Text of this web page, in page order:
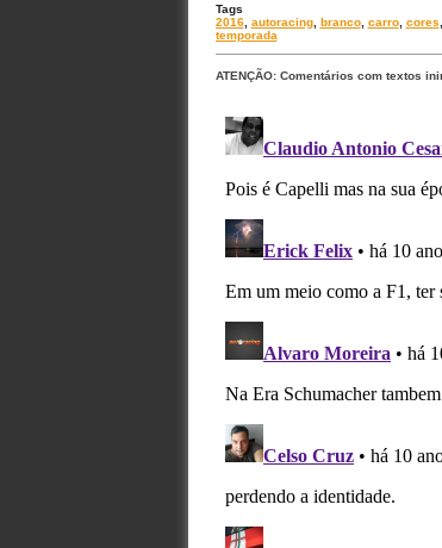
Tags
2016, autoracing, branco, carro, cores
temporada
ATENÇÃO: Comentários com textos